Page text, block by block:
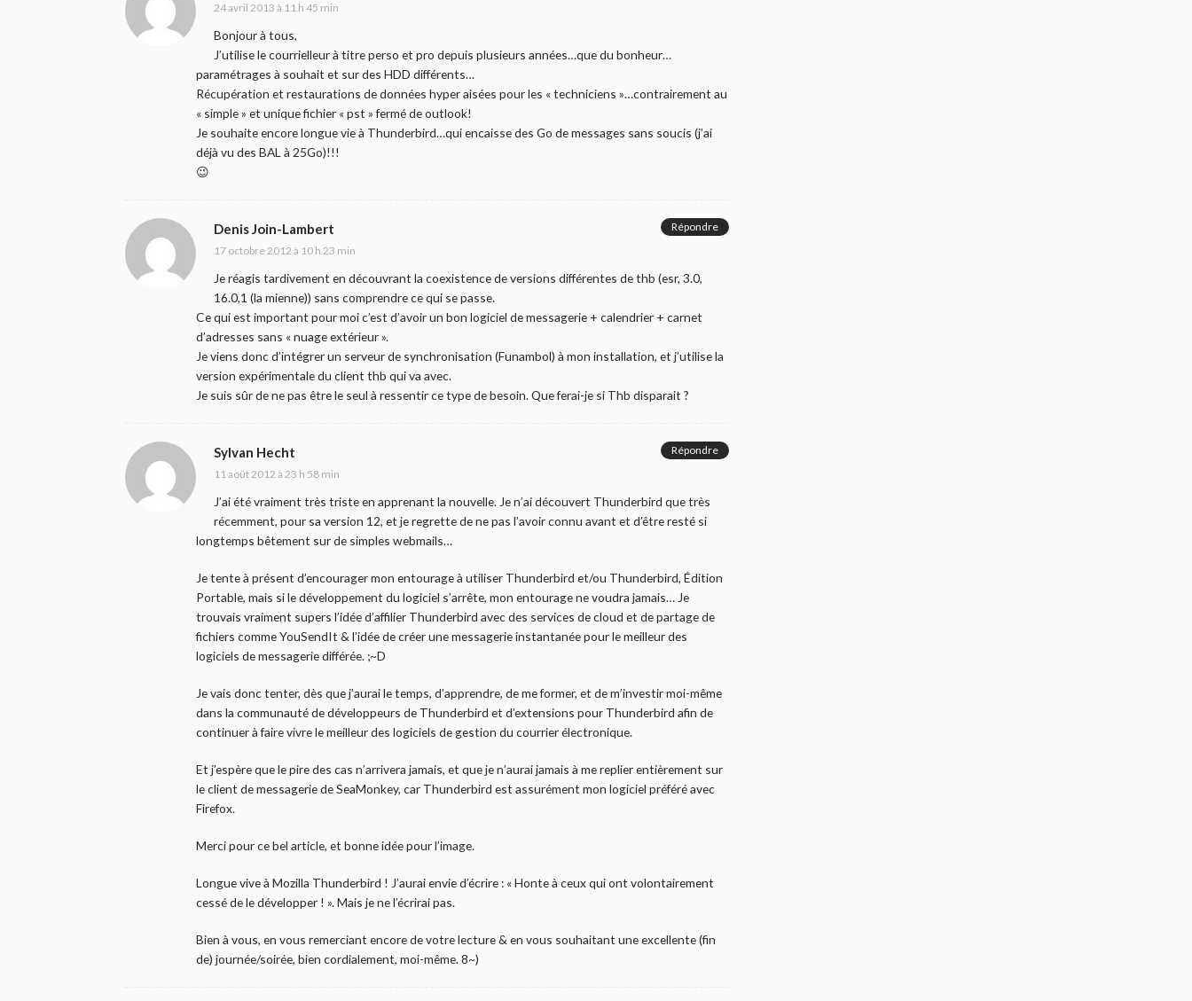
24 avril 2013 à 11 h 45 min
Bonjour à tous,
J’utilise le courrielleur à titre perso et pro depuis plusieurs années…que du bonheur…
paramétrages à souhait et sur des HDD différents…
Récupération et restaurations de données hyper aisées pour les « techniciens »…contrairement au
« simple » et unique fichier « pst » fermé de outlook!
Je souhaite encore longue vie à Thunderbird…qui encaisse des Go de messages sans soucis (j’ai
déjà vu des BAL à 25Go)!!!
😉
Denis Join-Lambert
17 octobre 2012 à 10 h 23 min
Je réagis tardivement en découvrant la coexistence de versions différentes de thb (esr, 3.0,
16.0,1 (la mienne)) sans comprendre ce qui se passe.
Ce qui est important pour moi c’est d’avoir un bon logiciel de messagerie + calendrier + carnet
d’adresses sans « nuage extérieur ».
Je viens donc d’intégrer un serveur de synchronisation (Funambol) à mon installation, et j’utilise la
version expérimentale du client thb qui va avec.
Je suis sûr de ne pas être le seul à ressentir ce type de besoin. Que ferai-je si Thb disparait ?
Répondre
Sylvan Hecht
11 août 2012 à 23 h 58 min
J’ai été vraiment très triste en apprenant la nouvelle. Je n’ai découvert Thunderbird que très
récemment, pour sa version 12, et je regrette de ne pas l’avoir connu avant et d’être resté si
longtemps bêtement sur de simples webmails…
Je tente à présent d’encourager mon entourage à utiliser Thunderbird et/ou Thunderbird, Édition
Portable, mais si le développement du logiciel s’arrête, mon entourage ne voudra jamais… Je
trouvais vraiment supers l’idée d’affilier Thunderbird avec des services de cloud et de partage de
fichiers comme YouSendIt & l’idée de créer une messagerie instantanée pour le meilleur des
logiciels de messagerie différée. ;~D
Je vais donc tenter, dès que j’aurai le temps, d’apprendre, de me former, et de m’investir moi-même
dans la communauté de développeurs de Thunderbird et d’extensions pour Thunderbird afin de
continuer à faire vivre le meilleur des logiciels de gestion du courrier électronique.
Et j’espère que le pire des cas n’arrivera jamais, et que je n’aurai jamais à me replier entièrement sur
le client de messagerie de SeaMonkey, car Thunderbird est assurément mon logiciel préféré avec
Firefox.
Merci pour ce bel article, et bonne idée pour l’image.
Longue vive à Mozilla Thunderbird ! J’aurai envie d’écrire : « Honte à ceux qui ont volontairement
cessé de le développer ! ». Mais je ne l’écrirai pas.
Bien à vous, en vous remerciant encore de votre lecture & en vous souhaitant une excellente (fin
de) journée/soirée, bien cordialement, moi-même. 8~)
Répondre